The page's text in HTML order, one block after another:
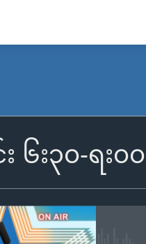
၆း၃၀-ရး၀၀